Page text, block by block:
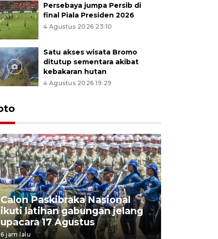
Persebaya jumpa Persib di
final Piala Presiden 2026
4 Agustus 2026 23:10
Satu akses wisata Bromo
ditutup sementara akibat
kebakaran hutan
4 Agustus 2026 19:29
Calon Paskibraka Nasional
ikuti latihan gabungan jelang
upacara 17 Agustus
6 jam lalu